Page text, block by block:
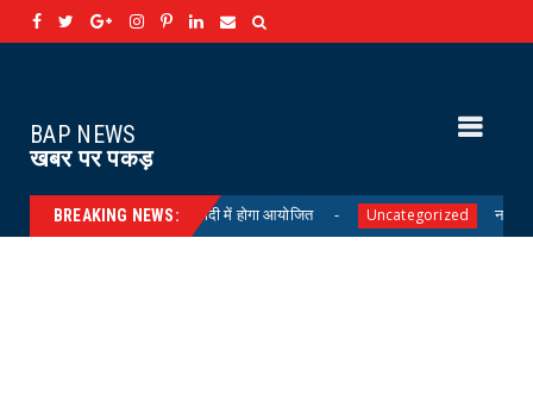
BAP NEWS
खबर पर पकड़
BREAKING NEWS:
परिषद फलौदी में होगा आयोजित Uncategorized नहर में डूबा कंपनी का